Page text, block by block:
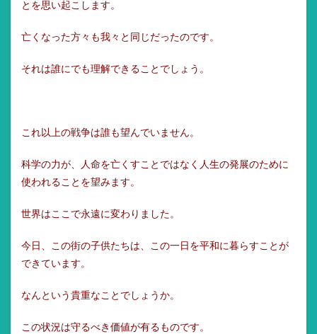
とを思い起こします。
亡くなった方々も我々と同じだったのです。
それは誰にでも理解できることでしょう。
これ以上の戦争は誰も望んでいません。
科学の力が、人命を亡くすことではなく人生の発展のために
使われることを望みます。
世界はここで永遠に変わりました。
今日、この街の子供たちは、この一日を平和に暮らすことが
できています。
なんという貴重なことでしょうか。
この状況は守るべき価値が有るものです。